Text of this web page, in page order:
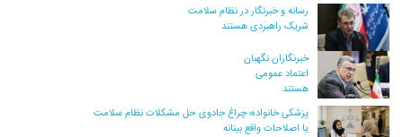
رسانه و خبرنگار در نظام سلامت
شریک راهبردی هستند
خبرنگاران نگهبان
اعتماد عمومی
هستند
پزشکی خانواده؛ چراغ جادوی حل مشکلات نظام سلامت
یا اصلاحات واقع بینانه